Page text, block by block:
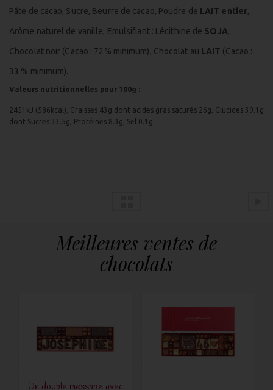
Pâte de cacao, Sucre, Beurre de cacao, Poudre de LAIT entier,
Arôme naturel de vanille, Emulsifiant : Lécithine de SOJA,
Chocolat noir (Cacao : 72% minimum), Chocolat au LAIT (Cacao :
33 % minimum).
Valeurs nutritionnelles pour 100g :
2451kJ (586kcal), Graisses 43g dont acides gras saturés 26g, Glucides 39.1g
dont Sucres 33.5g, Protéines 8.3g, Sel 0.1g.
Meilleures ventes de
chocolats
Un double message avec